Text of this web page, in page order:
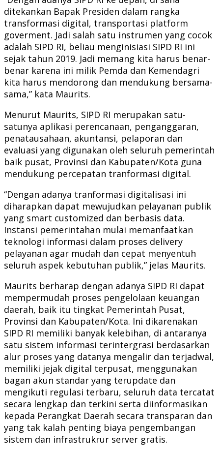
ditekankan Bapak Presiden dalam rangka
transformasi digital, transportasi platform
goverment. Jadi salah satu instrumen yang cocok
adalah SIPD RI, beliau menginisiasi SIPD RI ini
sejak tahun 2019. Jadi memang kita harus benar-
benar karena ini milik Pemda dan Kemendagri
kita harus mendorong dan mendukung bersama-
sama,” kata Maurits.
Menurut Maurits, SIPD RI merupakan satu-
satunya aplikasi perencanaan, penganggaran,
penatausahaan, akuntansi, pelaporan dan
evaluasi yang digunakan oleh seluruh pemerintah
baik pusat, Provinsi dan Kabupaten/Kota guna
mendukung percepatan tranformasi digital.
“Dengan adanya tranformasi digitalisasi ini
diharapkan dapat mewujudkan pelayanan publik
yang smart customized dan berbasis data.
Instansi pemerintahan mulai memanfaatkan
teknologi informasi dalam proses delivery
pelayanan agar mudah dan cepat menyentuh
seluruh aspek kebutuhan publik,” jelas Maurits.
Maurits berharap dengan adanya SIPD RI dapat
mempermudah proses pengelolaan keuangan
daerah, baik itu tingkat Pemerintah Pusat,
Provinsi dan Kabupaten/Kota. Ini dikarenakan
SIPD RI memiliki banyak kelebihan, di antaranya
satu sistem informasi terintergrasi berdasarkan
alur proses yang datanya mengalir dan terjadwal,
memiliki jejak digital terpusat, menggunakan
bagan akun standar yang terupdate dan
mengikuti regulasi terbaru, seluruh data tercatat
secara lengkap dan terkini serta diinformasikan
kepada Perangkat Daerah secara transparan dan
yang tak kalah penting biaya pengembangan
sistem dan infrastrukrur server gratis.